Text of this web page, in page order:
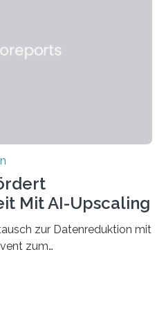
Millionen Euro über vier
Mit AI-Upscaling
zur Datenreduktion mit
zum
Agentur für